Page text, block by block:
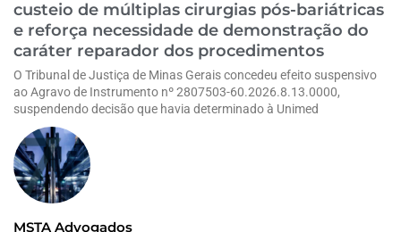
MSTA Advogados
custeio de múltiplas cirurgias pós-bariátricas
e reforça necessidade de demonstração do
caráter reparador dos procedimentos
O Tribunal de Justiça de Minas Gerais concedeu efeito suspensivo
ao Agravo de Instrumento nº 2807503-60.2026.8.13.0000,
suspendendo decisão que havia determinado à Unimed